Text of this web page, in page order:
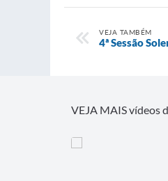
VEJA TAMBÉM
4ª Sessão
VEJA MAIS vídeos